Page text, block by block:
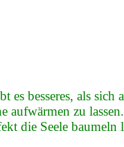
es besseres, als
aufwärmen zu
die Seele baumeln